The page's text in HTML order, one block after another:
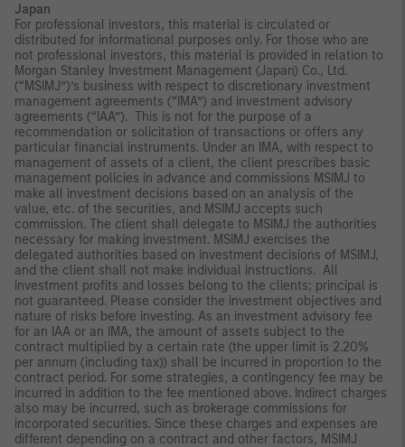
Japan
For professional investors, this material is circulated or
distributed for informational purposes only. For those who are
not professional investors, this material is provided in relation to
Morgan Stanley Investment Management (Japan) Co., Ltd.
(“MSIMJ”)’s business with respect to discretionary investment
management agreements (“IMA”) and investment advisory
agreements (“IAA”). This is not for the purpose of a
recommendation or solicitation of transactions or offers any
particular financial instruments. Under an IMA, with respect to
management of assets of a client, the client prescribes basic
management policies in advance and commissions MSIMJ to
make all investment decisions based on an analysis of the
value, etc. of the securities, and MSIMJ accepts such
commission. The client shall delegate to MSIMJ the authorities
necessary for making investment. MSIMJ exercises the
delegated authorities based on investment decisions of MSIMJ,
and the client shall not make individual instructions. All
investment profits and losses belong to the clients; principal is
not guaranteed. Please consider the investment objectives and
nature of risks before investing. As an investment advisory fee
for an IAA or an IMA, the amount of assets subject to the
contract multiplied by a certain rate (the upper limit is 2.20%
per annum (including tax)) shall be incurred in proportion to the
contract period. For some strategies, a contingency fee may be
incurred in addition to the fee mentioned above. Indirect charges
also may be incurred, such as brokerage commissions for
incorporated securities. Since these charges and expenses are
different depending on a contract and other factors, MSIMJ